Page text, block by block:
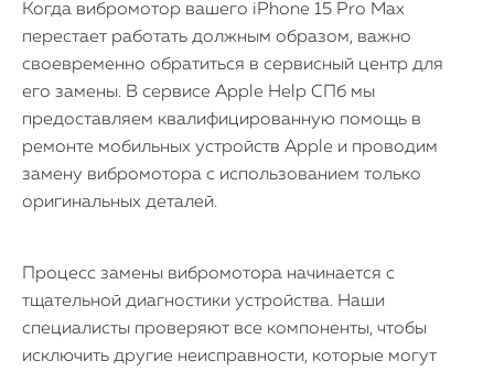
Когда вибромотор вашего iPhone 15 Pro Max
перестает работать должным образом, важно
своевременно обратиться в сервисный центр для
его замены. В сервисе Apple Help СПб мы
предоставляем квалифицированную помощь в
ремонте мобильных устройств Apple и проводим
замену вибромотора с использованием только
оригинальных деталей.
Процесс замены вибромотора начинается с
тщательной диагностики устройства. Наши
специалисты проверяют все компоненты, чтобы
исключить другие неисправности, которые могут